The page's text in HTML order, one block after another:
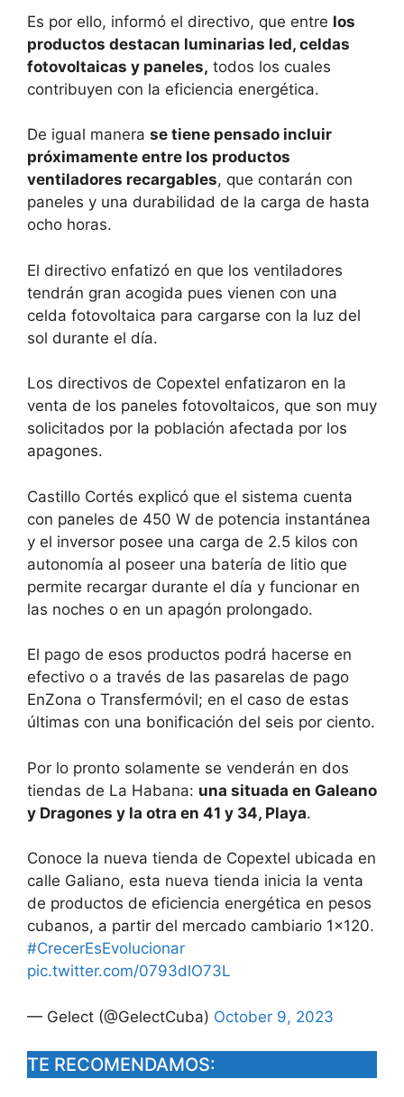
Es por ello, informó el directivo, que entre los
productos destacan luminarias led, celdas
fotovoltaicas y paneles, todos los cuales
contribuyen con la eficiencia energética.
De igual manera se tiene pensado incluir
próximamente entre los productos
ventiladores recargables, que contarán con
paneles y una durabilidad de la carga de hasta
ocho horas.
El directivo enfatizó en que los ventiladores
tendrán gran acogida pues vienen con una
celda fotovoltaica para cargarse con la luz del
sol durante el día.
Los directivos de Copextel enfatizaron en la
venta de los paneles fotovoltaicos, que son muy
solicitados por la población afectada por los
apagones.
Castillo Cortés explicó que el sistema cuenta
con paneles de 450 W de potencia instantánea
y el inversor posee una carga de 2.5 kilos con
autonomía al poseer una batería de litio que
permite recargar durante el día y funcionar en
las noches o en un apagón prolongado.
El pago de esos productos podrá hacerse en
efectivo o a través de las pasarelas de pago
EnZona o Transfermóvil; en el caso de estas
últimas con una bonificación del seis por ciento.
Por lo pronto solamente se venderán en dos
tiendas de La Habana: una situada en Galeano
y Dragones y la otra en 41 y 34, Playa.
Conoce la nueva tienda de Copextel ubicada en
calle Galiano, esta nueva tienda inicia la venta
de productos de eficiencia energética en pesos
cubanos, a partir del mercado cambiario 1×120.
#CrecerEsEvolucionar
pic.twitter.com/0793dlO73L
— Gelect (@GelectCuba) October 9, 2023
TE RECOMENDAMOS: